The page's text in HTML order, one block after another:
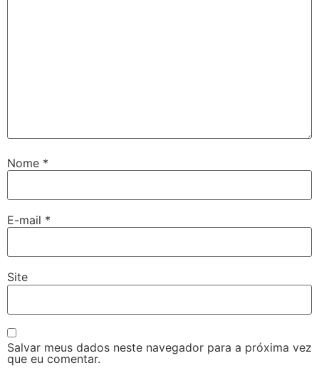
Nome *
E-mail *
Site
Salvar meus dados neste navegador para a próxima vez
que eu comentar.